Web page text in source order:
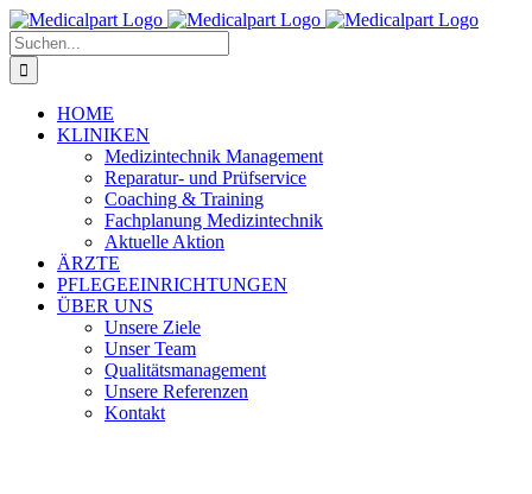
Zum
Inhalt
springen
Suche
nach:
HOME
KLINIKEN
Medizintechnik Management
Reparatur- und Prüfservice
Coaching & Training
Fachplanung Medizintechnik
Aktuelle Aktion
ÄRZTE
PFLEGEEINRICHTUNGEN
ÜBER UNS
Unsere Ziele
Unser Team
Qualitätsmanagement
Unsere Referenzen
Kontakt